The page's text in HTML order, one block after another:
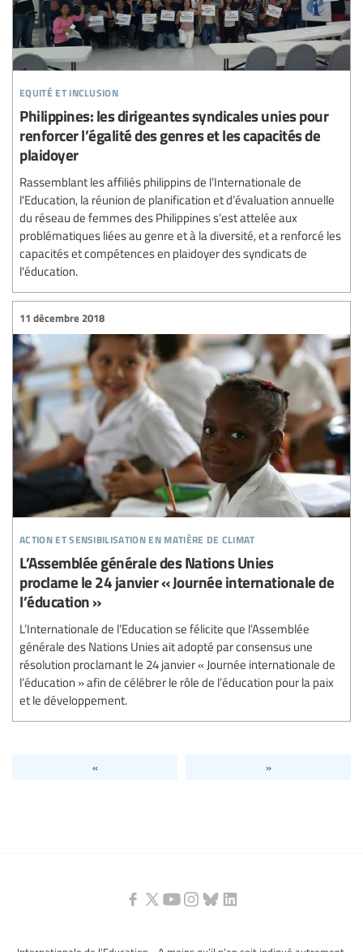
equité et inclusion
Philippines: les dirigeantes syndicales unies pour
renforcer l’égalité des genres et les capacités de
plaidoyer
Rassemblant les affiliés philippins de l’Internationale de
l'Education, la réunion de planification et d’évaluation annuelle
du réseau de femmes des Philippines s’est attelée aux
problématiques liées au genre et à la diversité, et a renforcé les
capacités et compétences en plaidoyer des syndicats de
l'éducation.
action et sensibilisation en matière de climat
11 décembre 2018
L’Assemblée générale des Nations Unies
proclame le 24 janvier « Journée internationale de
l’éducation »
L’Internationale de l’Education se félicite que l’Assemblée
générale des Nations Unies ait adopté par consensus une
résolution proclamant le 24 janvier « Journée internationale de
l’éducation » afin de célébrer le rôle de l’éducation pour la paix
et le développement.
« »